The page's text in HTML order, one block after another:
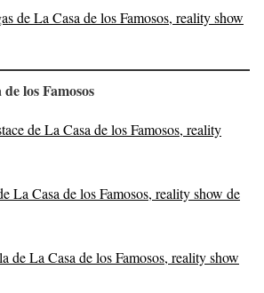
de La Casa de los Famosos, reality show
los Famosos
de La Casa de los Famosos, reality
La Casa de los Famosos, reality show de
de La Casa de los Famosos, reality show